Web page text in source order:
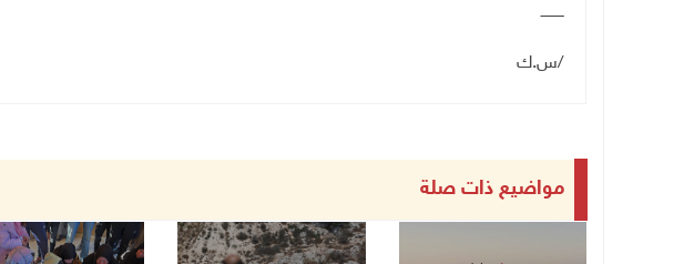
ــــــــــ
/س.ك
مواضيع ذات صلة